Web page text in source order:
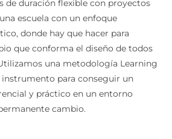
de duración flexible con proyectos
escuela con un enfoque
donde hay que hacer para
que conforma el diseño de todos
una metodología Learning
para conseguir un
y práctico en un entorno
cambio.